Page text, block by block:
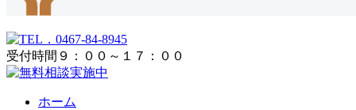
受付時間９：００～１７：００
ホーム